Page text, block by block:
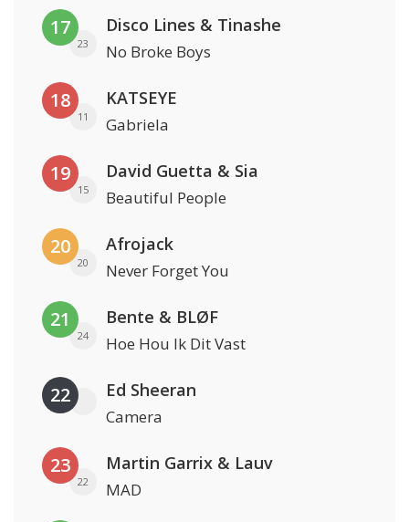
17
23
Disco Lines & Tinashe
No Broke Boys
18
11
KATSEYE
Gabriela
19
15
David Guetta & Sia
Beautiful People
20
20
Afrojack
Never Forget You
21
24
Bente & BLØF
Hoe Hou Ik Dit Vast
22 Ed Sheeran
Camera
23
22
Martin Garrix & Lauv
MAD